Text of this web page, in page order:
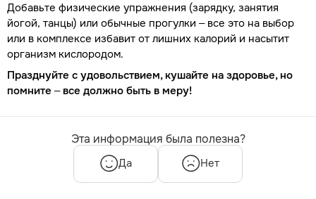
Добавьте физические упражнения (зарядку, занятия
йогой, танцы) или обычные прогулки – все это на выбор
или в комплексе избавит от лишних калорий и насытит
организм кислородом.
Празднуйте с удовольствием, кушайте на здоровье, но
помните – все должно быть в меру!
Эта информация была полезна?
Да Нет